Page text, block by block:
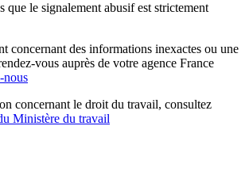
que le signalement abusif est strictement
concernant des informations inexactes ou une
vous auprès de votre agence France
nous
concernant le droit du travail, consultez
Ministère du travail